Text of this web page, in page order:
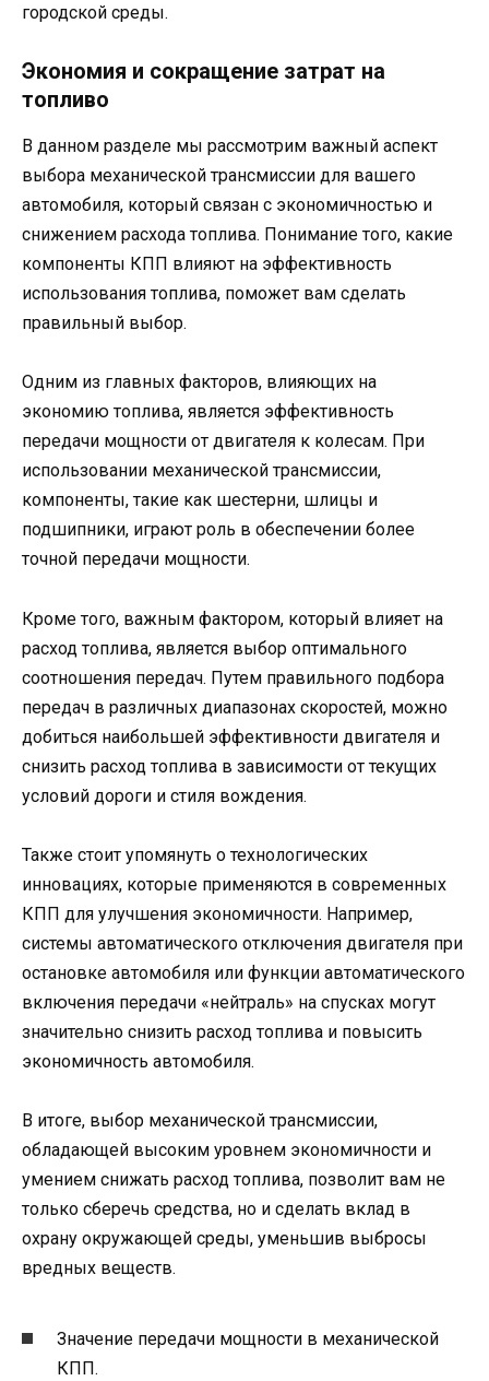
городской среды.
Экономия и сокращение затрат на
топливо
В данном разделе мы рассмотрим важный аспект
выбора механической трансмиссии для вашего
автомобиля, который связан с экономичностью и
снижением расхода топлива. Понимание того, какие
компоненты КПП влияют на эффективность
использования топлива, поможет вам сделать
правильный выбор.
Одним из главных факторов, влияющих на
экономию топлива, является эффективность
передачи мощности от двигателя к колесам. При
использовании механической трансмиссии,
компоненты, такие как шестерни, шлицы и
подшипники, играют роль в обеспечении более
точной передачи мощности.
Кроме того, важным фактором, который влияет на
расход топлива, является выбор оптимального
соотношения передач. Путем правильного подбора
передач в различных диапазонах скоростей, можно
добиться наибольшей эффективности двигателя и
снизить расход топлива в зависимости от текущих
условий дороги и стиля вождения.
Также стоит упомянуть о технологических
инновациях, которые применяются в современных
КПП для улучшения экономичности. Например,
системы автоматического отключения двигателя при
остановке автомобиля или функции автоматического
включения передачи «нейтраль» на спусках могут
значительно снизить расход топлива и повысить
экономичность автомобиля.
В итоге, выбор механической трансмиссии,
обладающей высоким уровнем экономичности и
умением снижать расход топлива, позволит вам не
только сберечь средства, но и сделать вклад в
охрану окружающей среды, уменьшив выбросы
вредных веществ.
Значение передачи мощности в механической
КПП.